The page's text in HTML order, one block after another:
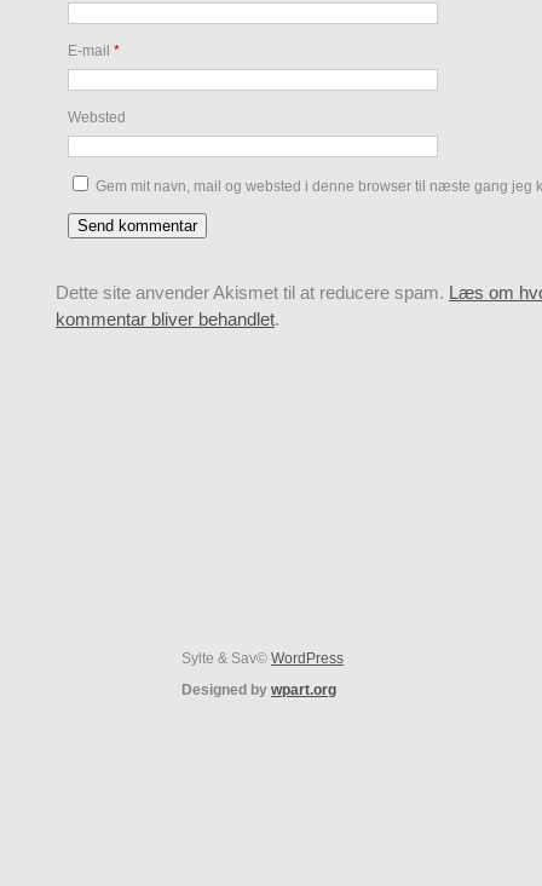
E-mail *
Websted
Gem mit navn, mail og websted i denne browser til næste gang jeg
Dette site anvender Akismet til at reducere spam. Læs om
kommentar bliver behandlet.
Sylte & Sav© WordPress
Designed by wpart.org